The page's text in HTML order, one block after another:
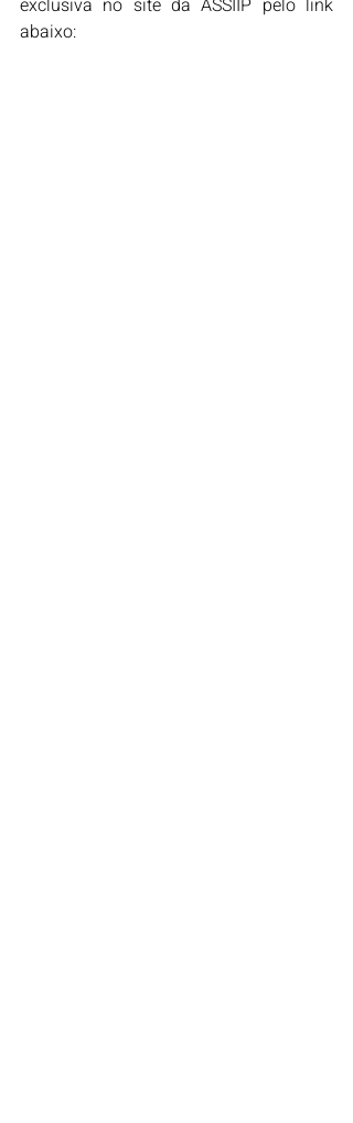
exclusiva no site da ASSIIP pelo link
abaixo: